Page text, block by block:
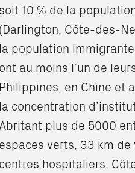
soit 10 % de la
(Darlington, Côte-des-
la population
ont au moins l’un de
Philippines, en Chine et
la concentration
plus de 5000
espaces verts, 33 km
centres hospitaliers,